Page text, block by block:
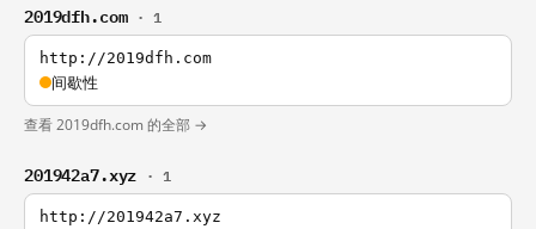
2019dfh.com · 1
http://2019dfh.com
间歇性
查看 2019dfh.com 的全部 →
201942a7.xyz · 1
http://201942a7.xyz